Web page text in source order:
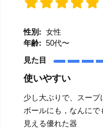
性別: 女性
年齢: 50代〜
見た目
使いやすい
少し大ぶりで、スー
ボールにも，なんにで
見える優れた器